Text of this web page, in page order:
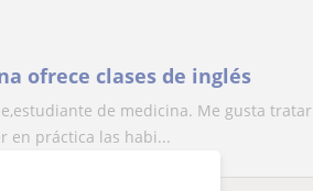
ofrece clases de inglés
de medicina. Me gusta
en práctica las habi...